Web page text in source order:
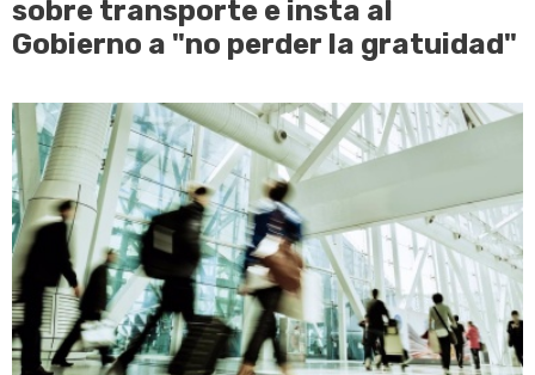
sobre transporte e insta al
Gobierno a "no perder la gratuidad"